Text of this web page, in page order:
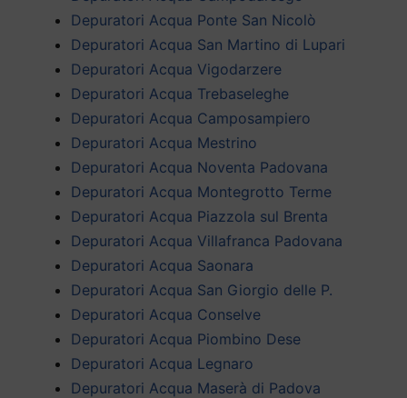
Depuratori Acqua Ponte San Nicolò
Depuratori Acqua San Martino di Lupari
Depuratori Acqua Vigodarzere
Depuratori Acqua Trebaseleghe
Depuratori Acqua Camposampiero
Depuratori Acqua Mestrino
Depuratori Acqua Noventa Padovana
Depuratori Acqua Montegrotto Terme
Depuratori Acqua Piazzola sul Brenta
Depuratori Acqua Villafranca Padovana
Depuratori Acqua Saonara
Depuratori Acqua San Giorgio delle P.
Depuratori Acqua Conselve
Depuratori Acqua Piombino Dese
Depuratori Acqua Legnaro
Depuratori Acqua Maserà di Padova